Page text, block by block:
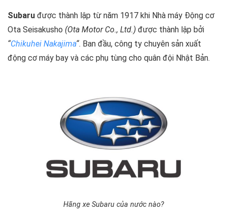
Subaru được thành lập từ năm 1917 khi Nhà máy Động cơ
Ota Seisakusho (Ota Motor Co., Ltd.) được thành lập bởi
“Chikuhei Nakajima“. Ban đầu, công ty chuyên sản xuất
động cơ máy bay và các phụ tùng cho quân đội Nhật Bản.
Hãng xe Subaru của nước nào?